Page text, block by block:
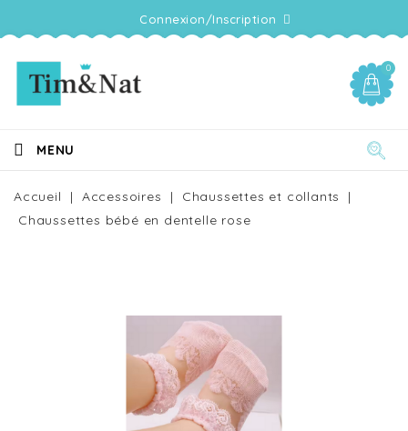
Connexion/Inscription
0
MENU
Accueil Accessoires
Chaussettes et collants
Chaussettes bébé en dentelle rose